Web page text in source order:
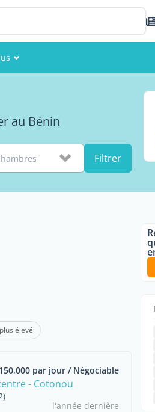
au Bénin
Filtrer
élevé
par jour / Négociable
- Cotonou
l'année dernière